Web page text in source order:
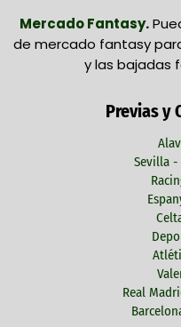
Mercado Fantasy.
de mercado fantasy
y las bajadas
Previas y
Sevilla -
Real